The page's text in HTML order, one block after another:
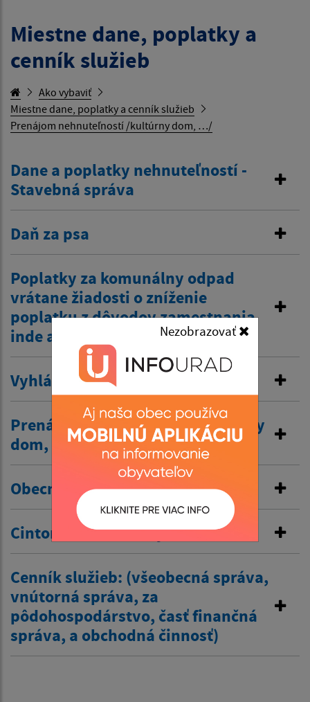
Nezobrazovať
Miestne dane, poplatky a
cenník služieb
Ako vybaviť
Miestne dane, poplatky a cenník služieb
Prenájom nehnuteľností /kultúrny dom, …/
Dane a poplatky nehnuteľností -
Stavebná správa
Daň za psa
Poplatky za komunálny odpad
vrátane žiadosti o zníženie
poplatku z dôvodov zamestnania
inde a tiež zťp atď.
Vyhlásenie v miestnom rozhlase
Prenájom nehnuteľností /kultúrny
dom, …/
Obecné nájomné byty
Cintorínske poplatky
Cenník služieb: (všeobecná správa,
vnútorná správa, za
pôdohospodárstvo, časť finančná
správa, a obchodná činnosť)